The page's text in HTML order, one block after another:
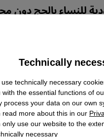
للنساء بالحج دون
في
Technically
technically necessary
the essential functions of
process your data on our own
more about this in our
use our website to the